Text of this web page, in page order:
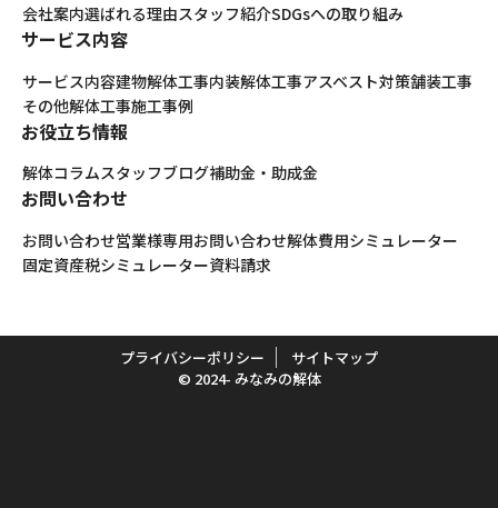
会社案内選ばれる理由スタッフ紹介SDGsへの取り組み
サービス内容
サービス内容建物解体工事内装解体工事アスベスト対策舗装工事
その他解体工事施工事例
お役立ち情報
解体コラムスタッフブログ補助金・助成金
お問い合わせ
お問い合わせ営業様専用お問い合わせ解体費用シミュレーター
固定資産税シミュレーター資料請求
プライバシーポリシー
サイトマップ
© 2024- みなみの解体